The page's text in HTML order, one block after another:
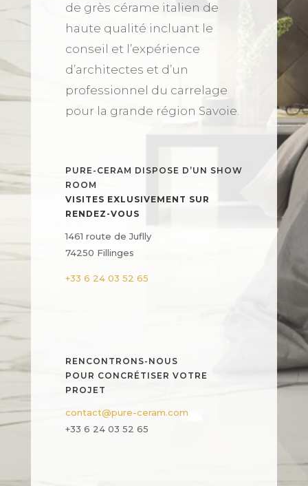
de grès cérame italien de
haute qualité incluant le
conseil et l’expérience
d’architectes et d’un
professionnel du carrelage
pour la grande région Savoie.
PURE-CERAM DISPOSE D’UN SHOW
ROOM
VISITES EXLUSIVEMENT SUR
RENDEZ-VOUS
1461 route de Juflly
74250 Fillinges
+33 6 24 03 52 65
RENCONTRONS-NOUS
POUR CONCRÉTISER VOTRE
PROJET
contact@pure-ceram.com
+33 6 24 03 52 65